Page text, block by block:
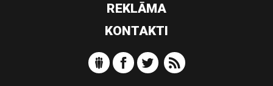
REKLĀMA
KONTAKTI